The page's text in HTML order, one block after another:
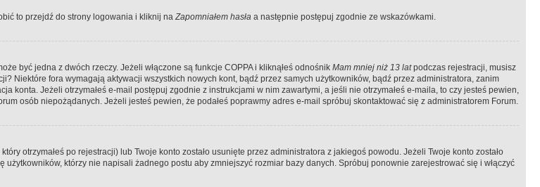
to przejdź do strony logowania i kliknij naZapomniałem hasła a następnie postępuj zgodnie ze wskazówkami.
być jedna z dwóch rzeczy. Jeżeli włączone są funkcje COPPA i kliknąłeś odnośnik Mam mniej niż 13 latpodczas rejestracji, musisz
Niektóre fora wymagają aktywacji wszystkich nowych kont, bądź przez samych użytkowników, bądź przez administratora, zanim
konta. Jeżeli otrzymałeś e-mail postępuj zgodnie z instrukcjami w nim zawartymi, a jeśli nie otrzymałeś e-maila, to czy jesteś pewien,
osób niepożądanych. Jeżeli jesteś pewien, że podałeś poprawmy adres e-mail spróbuj skontaktować się z administratorem Forum.
otrzymałeś po rejestracji) lub Twoje konto zostało usunięte przez administratora z jakiegoś powodu. Jeżeli Twoje konto zostało
którzy nie napisali żadnego postu aby zmniejszyć rozmiar bazy danych. Spróbuj ponownie zarejestrować się i włączyć